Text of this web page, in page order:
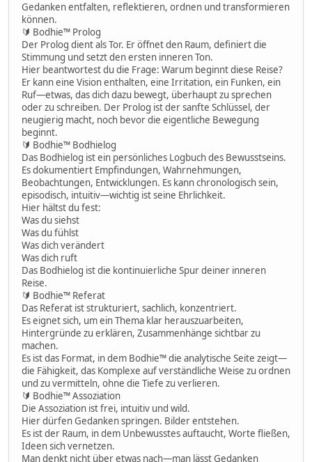
Gedanken entfalten, reflektieren, ordnen und transformieren
können.
🔰 Bodhie™ Prolog
Der Prolog dient als Tor. Er öffnet den Raum, definiert die
Stimmung und setzt den ersten inneren Ton.
Hier beantwortest du die Frage: Warum beginnt diese Reise?
Er kann eine Vision enthalten, eine Irritation, ein Funken, ein
Ruf—etwas, das dich dazu bewegt, überhaupt zu sprechen
oder zu schreiben. Der Prolog ist der sanfte Schlüssel, der
neugierig macht, noch bevor die eigentliche Bewegung
beginnt.
🔰 Bodhie™ Bodhielog
Das Bodhielog ist ein persönliches Logbuch des Bewusstseins.
Es dokumentiert Empfindungen, Wahrnehmungen,
Beobachtungen, Entwicklungen. Es kann chronologisch sein,
episodisch, intuitiv—wichtig ist seine Ehrlichkeit.
Hier hältst du fest:
Was du siehst
Was du fühlst
Was dich verändert
Was dich ruft
Das Bodhielog ist die kontinuierliche Spur deiner inneren
Reise.
🔰 Bodhie™ Referat
Das Referat ist strukturiert, sachlich, konzentriert.
Es eignet sich, um ein Thema klar herauszuarbeiten,
Hintergründe zu erklären, Zusammenhänge sichtbar zu
machen.
Es ist das Format, in dem Bodhie™ die analytische Seite zeigt—
die Fähigkeit, das Komplexe auf verständliche Weise zu ordnen
und zu vermitteln, ohne die Tiefe zu verlieren.
🔰 Bodhie™ Assoziation
Die Assoziation ist frei, intuitiv und wild.
Hier dürfen Gedanken springen. Bilder entstehen.
Es ist der Raum, in dem Unbewusstes auftaucht, Worte fließen,
Ideen sich vernetzen.
Man denkt nicht über etwas nach—man lässt Gedanken